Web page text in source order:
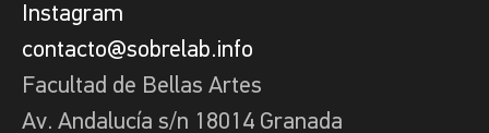
Instagram
contacto@sobrelab.info
Facultad de Bellas Artes
Av. Andalucía s/n 18014 Granada